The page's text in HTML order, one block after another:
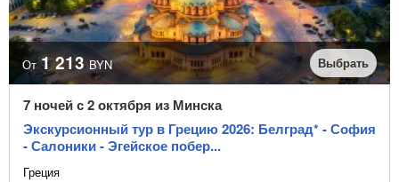
От 1 213 BYN Выбрать
7 ночей с 2 октября из Минска
Экскурсионный тур в Грецию 2026: Белград* - София
- Салоники - Эгейское побер...
Греция